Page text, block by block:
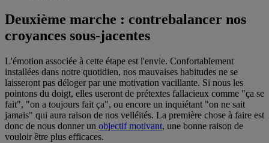
Deuxième marche : contrebalancer nos
croyances sous-jacentes
L'émotion associée à cette étape est l'envie. Confortablement
installées dans notre quotidien, nos mauvaises habitudes ne se
laisseront pas déloger par une motivation vacillante. Si nous les
pointons du doigt, elles useront de prétextes fallacieux comme "ça se
fait", "on a toujours fait ça", ou encore un inquiétant "on ne sait
jamais" qui aura raison de nos velléités. La première chose à faire est
donc de nous donner un objectif motivant, une bonne raison de
vouloir être plus efficaces.